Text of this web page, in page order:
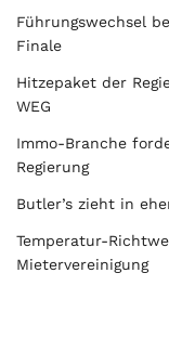
Führungswechsel
Finale
Hitzepaket der
WEG
Immo-Branche
Regierung
Butler’s zieht in
Temperatur-
Mietervereinigung